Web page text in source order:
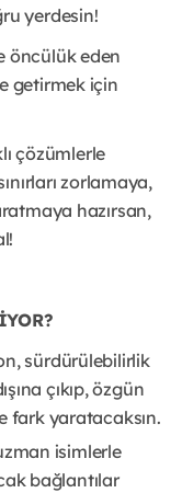
yerdesin!
öncülük eden
getirmek için
çözümlerle
zorlamaya,
hazırsan,
sürdürülebilirlik
çıkıp, özgün
fark yaratacaksın.
isimlerle
bağlantılar